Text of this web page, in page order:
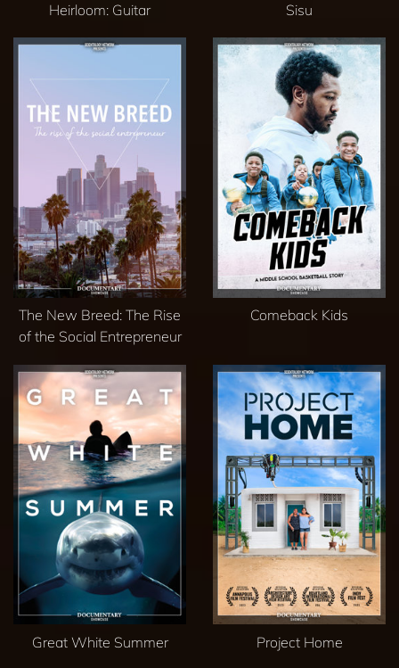
Heirloom: Guitar Sisu
The New Breed: The Rise
of the Social Entrepreneur
Comeback Kids
Great White Summer Project Home